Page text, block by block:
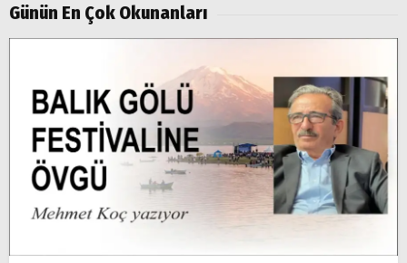
Günün En Çok Okunanları